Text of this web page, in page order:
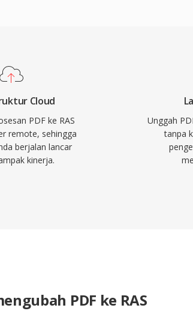
Cloud
PDF ke RAS
remote, sehingga
berjalan lancar
kinerja.
Unggah
tanpa
PDF ke RAS